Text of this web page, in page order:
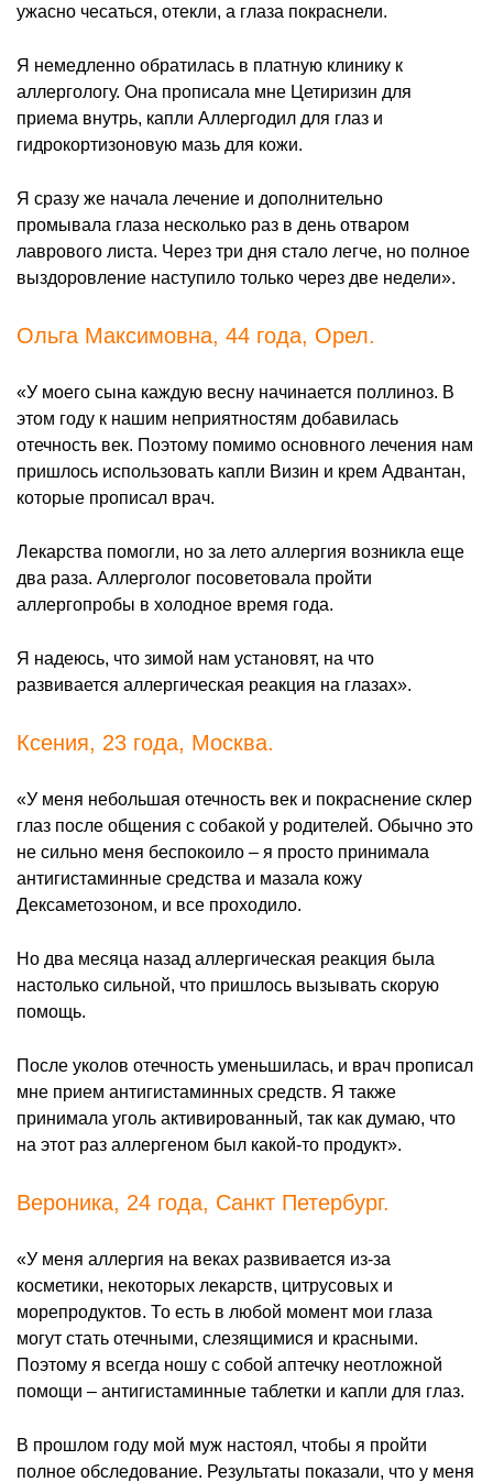
ужасно чесаться, отекли, а глаза покраснели.
Я немедленно обратилась в платную клинику к
аллергологу. Она прописала мне Цетиризин для
приема внутрь, капли Аллергодил для глаз и
гидрокортизоновую мазь для кожи.
Я сразу же начала лечение и дополнительно
промывала глаза несколько раз в день отваром
лаврового листа. Через три дня стало легче, но полное
выздоровление наступило только через две недели».
Ольга Максимовна, 44 года, Орел.
«У моего сына каждую весну начинается поллиноз. В
этом году к нашим неприятностям добавилась
отечность век. Поэтому помимо основного лечения нам
пришлось использовать капли Визин и крем Адвантан,
которые прописал врач.
Лекарства помогли, но за лето аллергия возникла еще
два раза. Аллерголог посоветовала пройти
аллергопробы в холодное время года.
Я надеюсь, что зимой нам установят, на что
развивается аллергическая реакция на глазах».
Ксения, 23 года, Москва.
«У меня небольшая отечность век и покраснение склер
глаз после общения с собакой у родителей. Обычно это
не сильно меня беспокоило – я просто принимала
антигистаминные средства и мазала кожу
Дексаметозоном, и все проходило.
Но два месяца назад аллергическая реакция была
настолько сильной, что пришлось вызывать скорую
помощь.
После уколов отечность уменьшилась, и врач прописал
мне прием антигистаминных средств. Я также
принимала уголь активированный, так как думаю, что
на этот раз аллергеном был какой-то продукт».
Вероника, 24 года, Санкт Петербург.
«У меня аллергия на веках развивается из-за
косметики, некоторых лекарств, цитрусовых и
морепродуктов. То есть в любой момент мои глаза
могут стать отечными, слезящимися и красными.
Поэтому я всегда ношу с собой аптечку неотложной
помощи – антигистаминные таблетки и капли для глаз.
В прошлом году мой муж настоял, чтобы я пройти
полное обследование. Результаты показали, что у меня